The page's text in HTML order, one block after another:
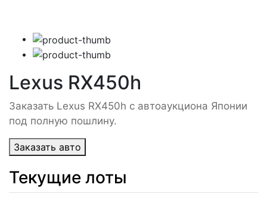
Lexus RX450h
Заказать Lexus RX450h с автоаукциона Японии
под полную пошлину.
Заказать авто
Текущие лоты